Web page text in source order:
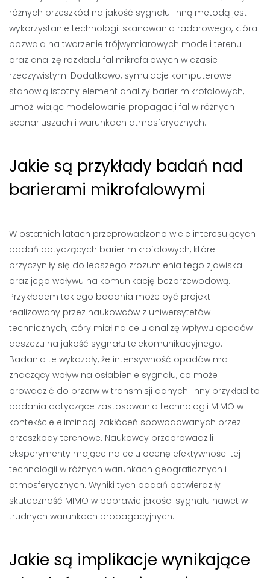
różnych przeszkód na jakość sygnału. Inną metodą jest
wykorzystanie technologii skanowania radarowego, która
pozwala na tworzenie trójwymiarowych modeli terenu
oraz analizę rozkładu fal mikrofalowych w czasie
rzeczywistym. Dodatkowo, symulacje komputerowe
stanowią istotny element analizy barier mikrofalowych,
umożliwiając modelowanie propagacji fal w różnych
scenariuszach i warunkach atmosferycznych.
Jakie są przykłady badań nad
barierami mikrofalowymi
W ostatnich latach przeprowadzono wiele interesujących
badań dotyczących barier mikrofalowych, które
przyczyniły się do lepszego zrozumienia tego zjawiska
oraz jego wpływu na komunikację bezprzewodową.
Przykładem takiego badania może być projekt
realizowany przez naukowców z uniwersytetów
technicznych, który miał na celu analizę wpływu opadów
deszczu na jakość sygnału telekomunikacyjnego.
Badania te wykazały, że intensywność opadów ma
znaczący wpływ na osłabienie sygnału, co może
prowadzić do przerw w transmisji danych. Inny przykład to
badania dotyczące zastosowania technologii MIMO w
kontekście eliminacji zakłóceń spowodowanych przez
przeszkody terenowe. Naukowcy przeprowadzili
eksperymenty mające na celu ocenę efektywności tej
technologii w różnych warunkach geograficznych i
atmosferycznych. Wyniki tych badań potwierdziły
skuteczność MIMO w poprawie jakości sygnału nawet w
trudnych warunkach propagacyjnych.
Jakie są implikacje wynikające